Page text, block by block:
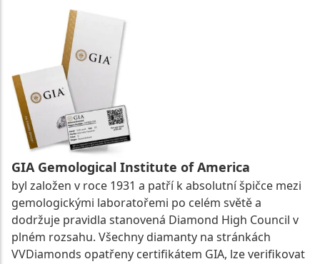
GIA Gemological Institute of America
byl založen v roce 1931 a patří k absolutní špičce mezi
gemologickými laboratořemi po celém světě a
dodržuje pravidla stanovená Diamond High Council v
plném rozsahu. Všechny diamanty na stránkách
VVDiamonds opatřeny certifikátem GIA, lze verifikovat